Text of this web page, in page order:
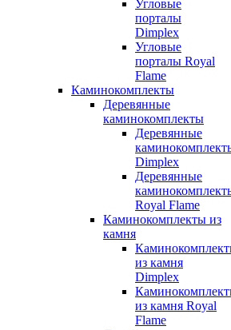
Угловые
порталы
Dimplex
Угловые
порталы Royal
Flame
Каминокомплекты
Деревянные
каминокомплекты
Деревянные
Dimplex
Деревянные
Royal Flame
Каминокомплекты из
камня
из камня
Dimplex
из камня Royal
Flame